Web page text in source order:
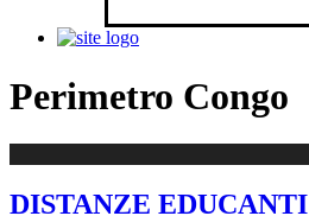
Perimetro Congo
DISTANZE EDUCANTI